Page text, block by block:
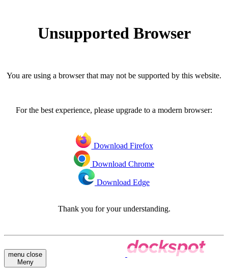
Unsupported Browser
You are using a browser that may not be supported by this website.
For the best experience, please upgrade to a modern browser:
Download Firefox
Download Chrome
Download Edge
Thank you for your understanding.
menu close
Meny